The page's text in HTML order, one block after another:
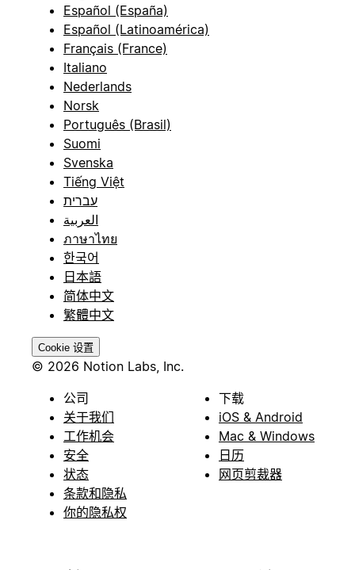
Español (España)
Español (Latinoamérica)
Français (France)
Italiano
Nederlands
Norsk
Português (Brasil)
Suomi
Svenska
Tiếng Việt
עברית
العربية
ภาษาไทย
한국어
日本語
简体中文
繁體中文
Cookie 设置
© 2026 Notion Labs, Inc.
公司
关于我们
工作机会
安全
状态
条款和隐私
你的隐私权
下载
iOS & Android
Mac & Windows
日历
网页剪裁器